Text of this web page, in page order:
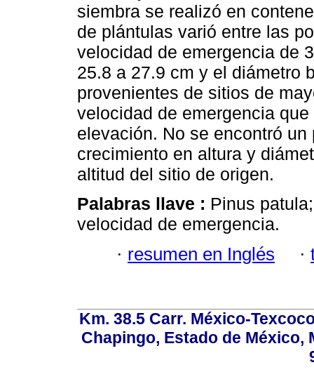
siembra se realizó en
de plántulas varió entre las
velocidad de emergencia de
25.8 a 27.9 cm y el diámetro
provenientes de sitios de
velocidad de emergencia
elevación. No se encontró
crecimiento en altura y
altitud del sitio de origen.
Palabras llave : Pinus
velocidad de emergencia.
· resumen en Inglés ·
Km. 38.5 Carr. México-
Chapingo, Estado de México,